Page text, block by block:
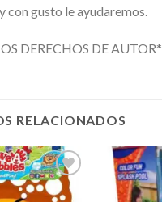
con gusto le ayudaremos.
DERECHOS DE AUTOR*
RELACIONADOS
Añadir
a la